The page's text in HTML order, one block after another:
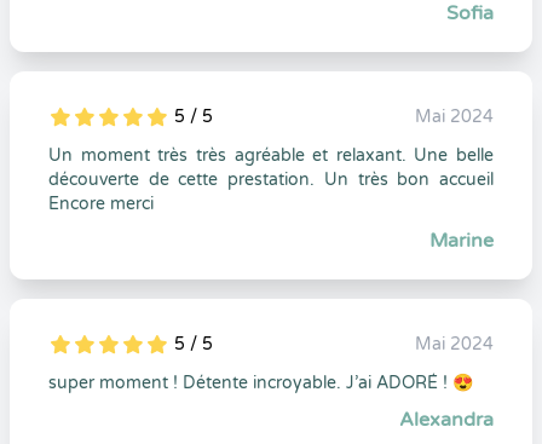
Sofia
5
1
5
0 5 / 5
Mai 2024
Un moment très très agréable et relaxant. Une belle
découverte de cette prestation. Un très bon accueil
Encore merci
Marine
5
1
5
0 5 / 5
Mai 2024
super moment ! Détente incroyable. J’ai ADORÉ ! 😍
Alexandra